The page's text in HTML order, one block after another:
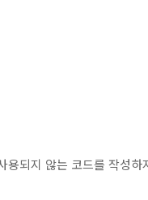
용되지 않는 코드를 작성하